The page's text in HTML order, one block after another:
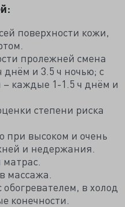
поверхности кожи,
пролежней смена
и 3.5 ч ночью; с
каждые 1-1.5 ч днём и
степени риска
при высоком и очень
и недержания.
массажа.
в холод
конечности.